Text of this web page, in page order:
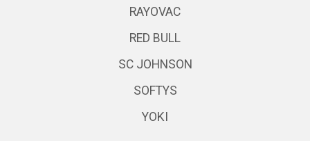
RAYOVAC
RED BULL
SC JOHNSON
SOFTYS
YOKI